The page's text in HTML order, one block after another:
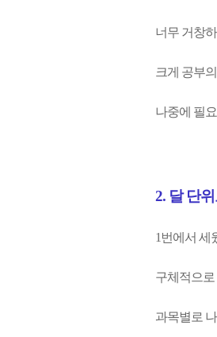
너무 거창
크게 공부
나중에 필
2. 달 단
1번에서 세
구체적으
과목별로